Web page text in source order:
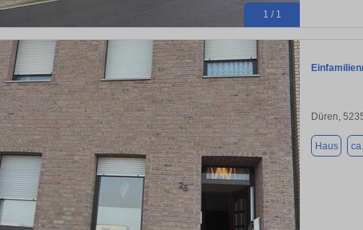
1 / 1
Düren,
Haus